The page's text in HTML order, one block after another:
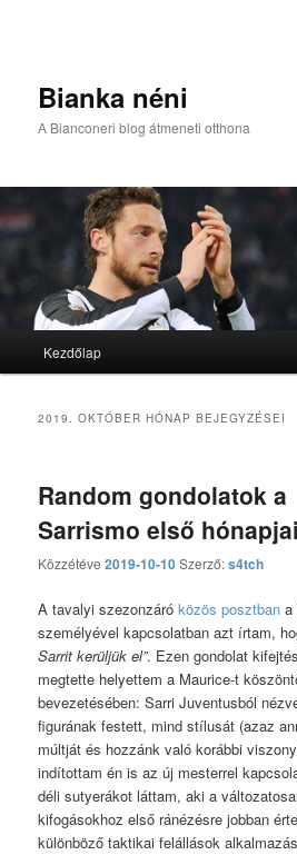
Bianka néni
A Bianconeri blog átmeneti otthona
Tovább az elsődleges tartalomra
Tovább a másodlagos tartalomra
Kezdőlap
2019. OKTÓBER HÓNAP BEJEGYZÉSEI
Random gondolatok a
Sarrismo első
Közzétéve2019-10-10Szerző:s4tch
A tavalyi szezonzáróközös posztban a
személyével kapcsolatban azt írtam,
Sarrit kerüljük el”. Ezen gondolat
megtette helyettem a Maurice-t
bevezetésében: Sarri Juventusból
figurának festett, mind stílusát (azaz
múltját és hozzánk való korábbi
indítottam én is az új mesterrel
déli sutyerákot láttam, aki a
kifogásokhoz első ránézésre jobban
különböző taktikai felállások